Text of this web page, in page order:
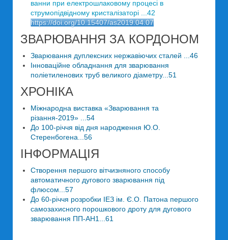
ванни при електрошлаковому процесі в
струмопідвідному кристалізаторі ...42
https://doi.org/10.15407/as2019.04.07
ЗВАРЮВАННЯ ЗА КОРДОНОМ
Зварювання дуплексних нержавіючих сталей ...46
Інноваційне обладнання для зварювання
поліетиленових труб великого діаметру...51
ХРОНІКА
Міжнародна виставка «Зварювання та
різання-2019» ...54
До 100-річчя від дня народження Ю.О.
Стеренбогена...56
ІНФОРМАЦІЯ
Створення першого вітчизняного способу
автоматичного дугового зварювання під
флюсом...57
До 60-річчя розробки ІЕЗ ім. Є.О. Патона першого
самозахисного порошкового дроту для дугового
зварювання ПП-АН1...61